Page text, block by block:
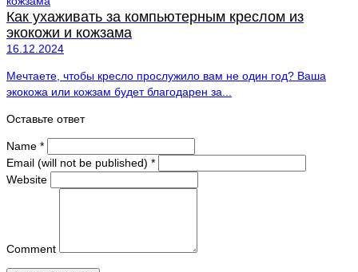
Как ухаживать за компьютерным креслом из
экокожи и кожзама
16.12.2024
Мечтаете, чтобы кресло прослужило вам не один год? Ваша
экокожа или кожзам будет благодарен за...
Оставьте ответ
Name *
Email (will not be published) *
Website
Comment